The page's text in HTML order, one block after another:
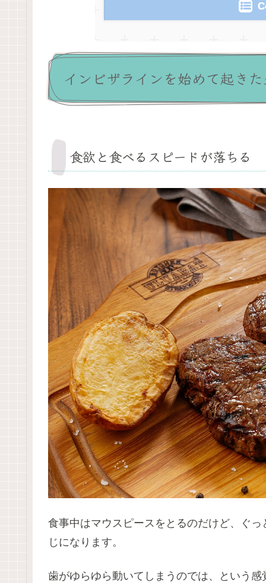
インビザラインを始めて起き
食欲と食べるスピードが落ちる
食事中はマウスピースをとるのだけど、ぐ
じになります。
歯がゆらゆら動いてしまうのでは、という感